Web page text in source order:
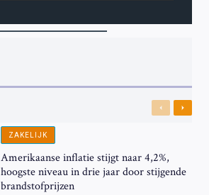
Previous
Next
ZAKELIJK
Amerikaanse inflatie stijgt naar 4,2%,
hoogste niveau in drie jaar door stijgende
brandstofprijzen